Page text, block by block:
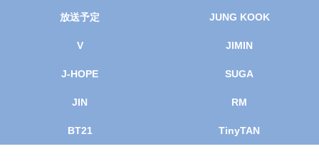
放送予定 JUNG KOOK
V JIMIN
J-HOPE SUGA
JIN RM
BT21 TinyTAN